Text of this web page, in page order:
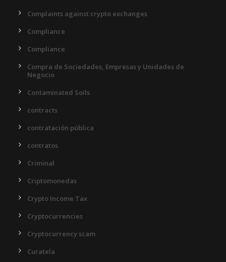
Complaints against crypto exchanges
Compliance
Compliance
Compra de Sociedades, Empresas y Unidades de
Negocio
Contaminated Soils
contracts
contratación pública
contratos
Criminal
Criptomonedas
Crypto Income Tax
Cryptocurrencies
Cryptocurrency scam
Curatela